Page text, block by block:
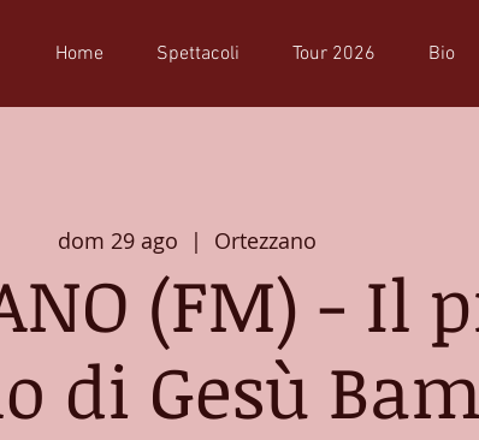
Home Spettacoli Tour 2026 Bio
dom 29 ago
  |
Ortezzano
(FM) - Il
di Gesù